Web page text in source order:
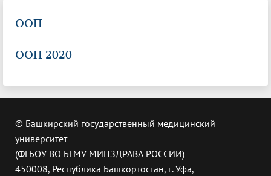
ООП
ООП 2020
© Башкирский государственный медицинский
университет
(ФГБОУ ВО БГМУ МИНЗДРАВА РОССИИ)
450008, Республика Башкортостан, г. Уфа,